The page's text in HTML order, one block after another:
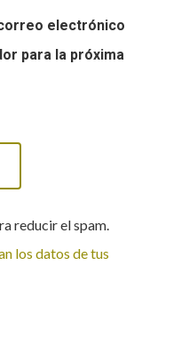
electrónico
para la próxima
reducir el spam.
los datos de tus